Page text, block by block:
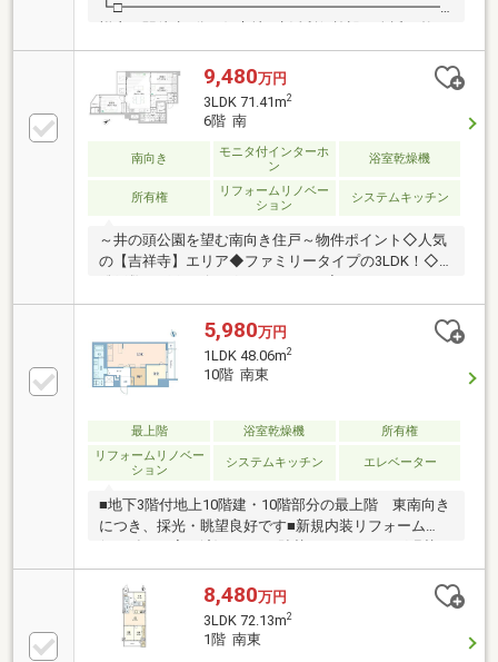
┗□━━━━━━━━━━━━━━━━━━━━━━━■「吉
祥寺」駅徒歩3分の好立地■生活利便施設が身近に整う
【吉祥寺南町】アドレス■南西向きにつき、陽当たり
良好■管理体制良好（管理会社：東急コミュニティ
ー）■井の頭恩賜公園まで徒歩6分■リフォーム物件
（2026年4月完了済）■20.8帖の広々LDK■便利なカッ
プボード付■食器洗い乾燥機■エアコン2台設置
9,480万円
3LDK 71.41m2
6階 南
南向き
モニタ付インターホ
ン
浴室乾燥機
所有権
リフォームリノベー
ション
システムキッチン
～井の頭公園を望む南向き住戸～物件ポイント◇人気
の【吉祥寺】エリア◆ファミリータイプの3LDK！◇
エレベーター完備◇マンション管理適正評価98点取
得！周辺環境◇井の頭公園という広大な緑地があり、
桜・紅葉など四季を感じられる景観が魅力！◆駅周辺
に商店街や大型商業施設が集まり、日常の買い物やカ
フェ巡りが楽しめる充実ぶり♪～～弊社サービス～～
査・税金相談・相続相談 無料実施
5,980万円
1LDK 48.06m2
10階 南東
最上階 浴室乾燥機
所有権
リフォームリノベー
ション
システムキッチン エレベーター
■地下3階付地上10階建・10階部分の最上階 東南向き
につき、採光・眺望良好です■新規内装リフォーム
クッションフロア張替・タイル張替・システムキッチ
ン交換・トイレ交換・ユニットバス交換■Life
Information・丸井吉祥寺店 約200ｍ・キラリナ吉祥
寺 約240ｍ・ドン・キホーテ吉祥寺駅前店 約290
ｍ・吉祥寺サンロード商店街 約350ｍ・ヨドバシカ
8,480万円
3LDK 72.13m2
1階 南東